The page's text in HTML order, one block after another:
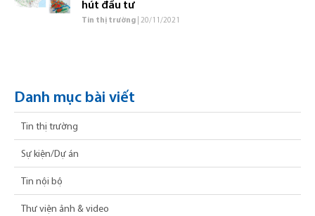
hút đầu tư
Tin thị trường | 20/11/2021
Danh mục bài viết
Tin thị trường
Sự kiện/Dự án
Tin nội bộ
Thư viện ảnh & video